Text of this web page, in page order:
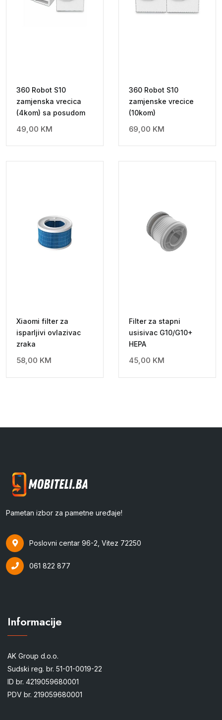
360 Robot S10
zamjenska vrecica
(4kom) sa posudom
49,00 KM
360 Robot S10
zamjenske vrecice
(10kom)
69,00 KM
Xiaomi filter za
isparljivi ovlazivac
zraka
58,00 KM
Filter za stapni
usisivac G10/G10+
HEPA
45,00 KM
Pametan izbor za pametne uređaje!
Poslovni centar 96-2, Vitez 72250
061 822 877
Informacije
AK Group d.o.o.
Sudski reg. br. 51-01-0019-22
ID br. 4219059680001
PDV br. 219059680001